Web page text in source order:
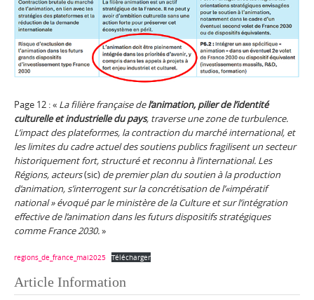
Page 12 : « La filière française del’animation, pilier de l’identité
culturelle et industrielle du pays, traverse une zone de turbulence.
L’impact des plateformes, la contraction du marché international, et
les limites du cadre actuel des soutiens publics fragilisent un secteur
historiquement fort, structuré et reconnu à l’international. Les
Régions, acteurs(sic) de premier plan du soutien à la production
d’animation, s’interrogent sur la concrétisation de l’«impératif
national » évoqué par le ministère de la Culture et sur l’intégration
effective de l’animation dans les futurs dispositifs stratégiques
comme France 2030.»
regions_de_france_mai2025 Télécharger
Article Information